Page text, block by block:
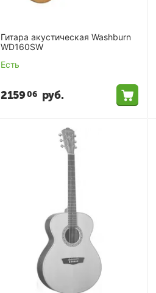
Гитара акустическая Washburn
WD160SW
Есть
215906 руб.